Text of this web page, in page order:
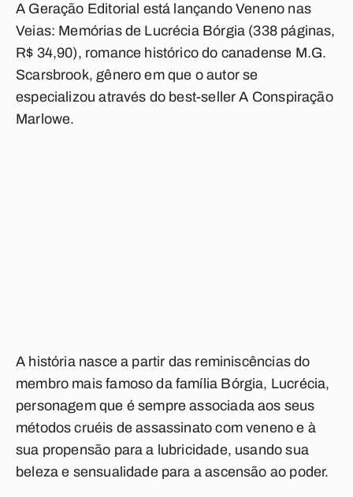
A Geração Editorial está lançando Veneno nas
Veias: Memórias de Lucrécia Bórgia (338 páginas,
R$ 34,90), romance histórico do canadense M.G.
Scarsbrook, gênero em que o autor se
especializou através do best-seller A Conspiração
Marlowe.
A história nasce a partir das reminiscências do
membro mais famoso da família Bórgia, Lucrécia,
personagem que é sempre associada aos seus
métodos cruéis de assassinato com veneno e à
sua propensão para a lubricidade, usando sua
beleza e sensualidade para a ascensão ao poder.